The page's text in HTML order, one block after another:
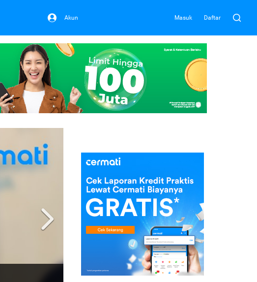
Akun Masuk Daftar
Next